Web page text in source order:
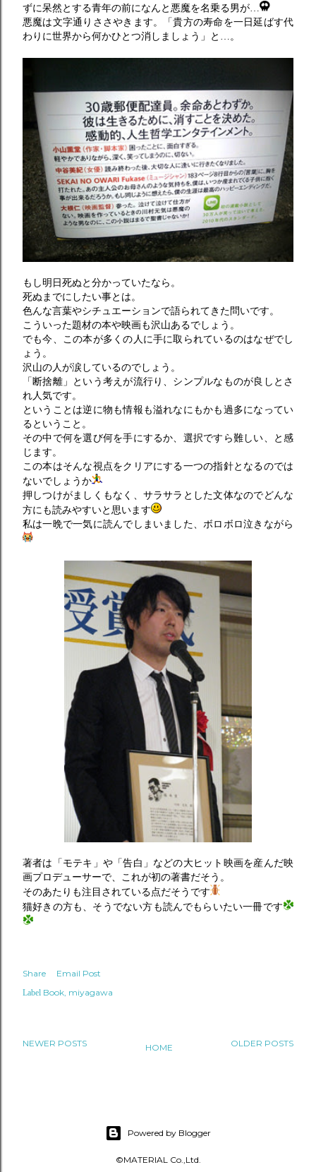
ずに呆然とする青年の前になんと悪魔を名乗る男が…
悪魔は文字通りささやきます。「貴方の寿命を一日延ばす代
わりに世界から何かひとつ消しましょう」と…。
もし明日死ぬと分かっていたなら。
死ぬまでにしたい事とは。
色んな言葉やシチュエーションで語られてきた問いです。
こういった題材の本や映画も沢山あるでしょう。
でも今、この本が多くの人に手に取られているのはなぜでし
ょう。
沢山の人が涙しているのでしょう。
「断捨離」という考えが流行り、シンプルなものが良しとさ
れ人気です。
ということは逆に物も情報も溢れなにもかも過多になってい
るということ。
その中で何を選び何を手にするか、選択ですら難しい、と感
じます。
この本はそんな視点をクリアにする一つの指針となるのでは
ないでしょうか
押しつけがましくもなく、サラサラとした文体なのでどんな
方にも読みやすいと思います
私は一晩で一気に読んでしまいました、ボロボロ泣きながら
著者は「モテキ」や「告白」などの大ヒット映画を産んだ映
画プロデューサーで、これが初の著書だそう。
そのあたりも注目されている点だそうです
猫好きの方も、そうでない方も読んでもらいたい一冊です
Share Email Post
Label Book miyagawa
NEWER POSTS OLDER POSTS
HOME
Powered by Blogger
©MATERIAL Co.,Ltd.